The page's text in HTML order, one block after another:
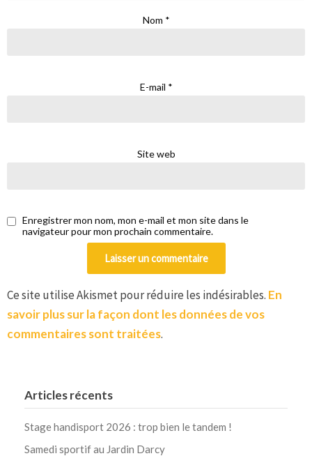
Nom *
E-mail *
Site web
Enregistrer mon nom, mon e-mail et mon site dans le
navigateur pour mon prochain commentaire.
Ce site utilise Akismet pour réduire les indésirables. En
savoir plus sur la façon dont les données de vos
commentaires sont traitées.
Articles récents
Stage handisport 2026 : trop bien le tandem !
Samedi sportif au Jardin Darcy